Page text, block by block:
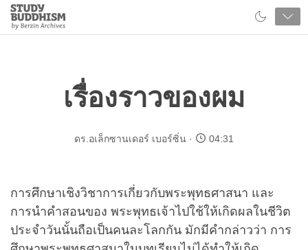
Close
Study
Buddhism
เรื่องราวของผม
ดร.อเล็กซานเดอร์ เบอร์ซิ่น 04:31
การศึกษาเชิงวิชาการเกี่ยวกับพระพุทธศาสนา และ
การนำคำสอนของ พระพุทธเจ้าไปใช้ให้เกิดผลในชีวิต
ประจำวันนั้นถือเป็นคนละโลกกัน มักมีคำกล่าวว่า การ